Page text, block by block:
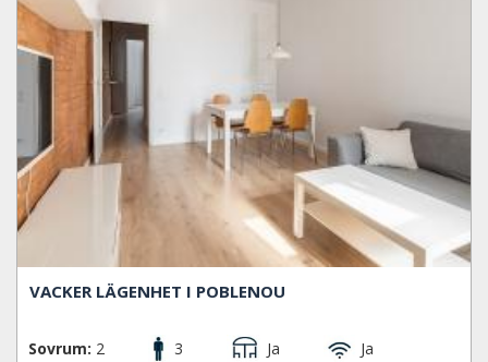
VACKER LÄGENHET I POBLENOU
Sovrum: 2 3 Ja
Ja